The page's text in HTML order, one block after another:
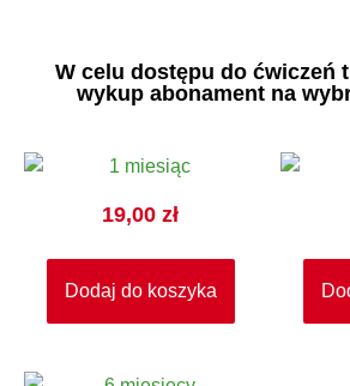
W celu dostępu do ćwiczeń
wykup abonament na
19,00 zł
Dodaj do koszyka